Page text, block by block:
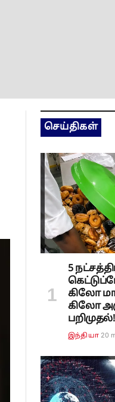
செய்திகள்
5
கிலோ
கிலோ
பறிமுதல்!
இந்தியா 20